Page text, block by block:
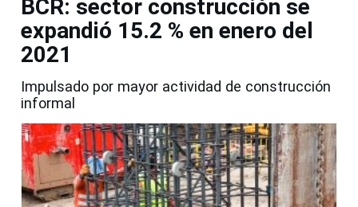
BCR: sector construcción se
expandió 15.2 % en enero del
2021
Impulsado por mayor actividad de construcción
informal